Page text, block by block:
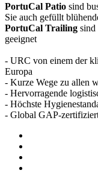
PortuCal Patio sind
Sie auch gefüllt
PortuCal Trailing sind
geeignet
- URC von einem der
Europa
- Kurze Wege zu allen
- Hervorragende
- Höchste
- Global GAP-